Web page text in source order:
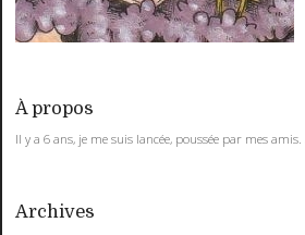
À propos
Il y a 6 ans, je me suis lancée, poussée par mes amis.
Archives